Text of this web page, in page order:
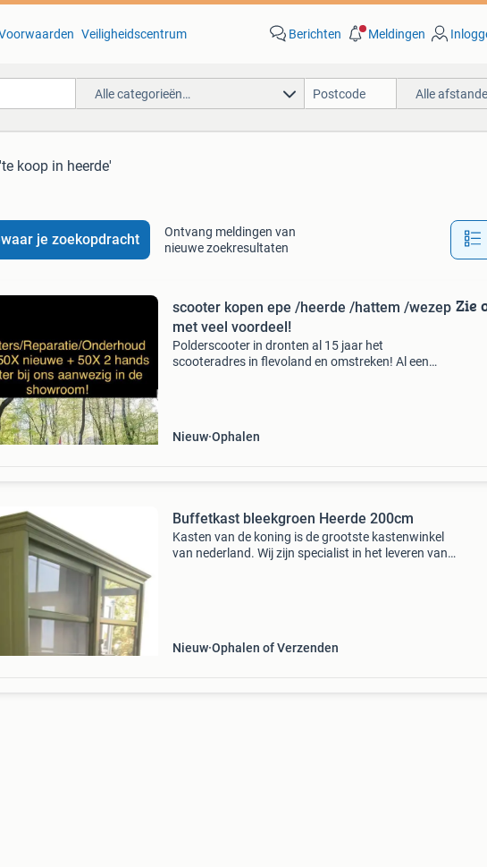
Veiligheidscentrum Berichten Meldingen
Alle categorieën… Alle
koop in heerde'
je zoekopdracht
Ontvang meldingen van
nieuwe zoekresultaten
scooter kopen epe /heerde /hattem /wezep
met veel voordeel!
Polderscooter in dronten al 15 jaar het
scooteradres in flevoland en omstreken! Al een
Nieuw Ophalen
Zie
Buffetkast bleekgroen Heerde 200cm
Kasten van de koning is de grootste kastenwinkel
van nederland. Wij zijn specialist in het leveren van
Nieuw Ophalen of Verzenden